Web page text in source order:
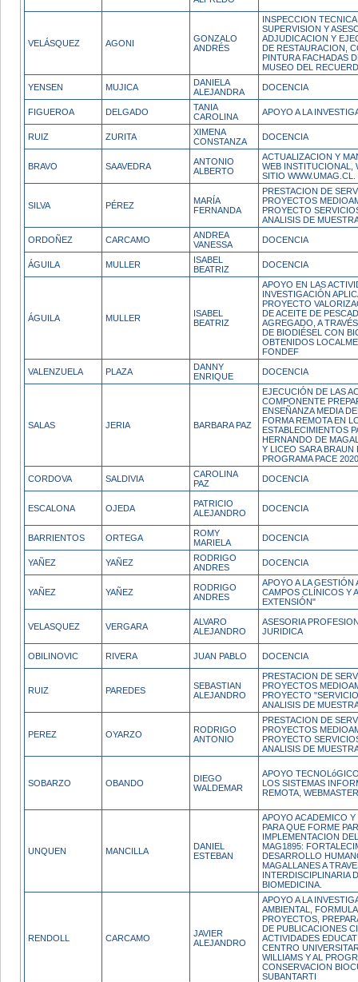
VELÁSQUEZ AGONI
GONZALO
ANDRÉS
INSPECCION
SUPERVISION Y
ADJUDICACION Y
DE RESTAURACION,
PINTURA FACHADAS
MUSEO DEL
YENSEN MUJICA
DANIELA
ALEJANDRA
DOCENCIA
FIGUEROA DELGADO
TANIA
CAROLINA
APOYO A LA
RUIZ ZURITA
XIMENA
CONSTANZA
DOCENCIA
BRAVO SAAVEDRA
ANTONIO
ALBERTO
ACTUALIZACION Y
WEB INSTITUCIONAL,
SITIO WWW.UMAG.CL.
SILVA PÉREZ
MARÍA
FERNANDA
PRESTACION DE
PROYECTOS
PROYECTO
ANALISIS DE
ORDOÑEZ CARCAMO
ANDREA
VANESSA
DOCENCIA
ÁGUILA MULLER
ISABEL
BEATRIZ
DOCENCIA
ÁGUILA MULLER
ISABEL
BEATRIZ
APOYO EN LAS
INVESTIGACIÓN
PROYECTO
DE ACEITE DE
AGREGADO, A
DE BIODIÉSEL CON
OBTENIDOS
FONDEF
VALENZUELA PLAZA
DANNY
ENRIQUE
DOCENCIA
SALAS JERIA BARBARA PAZ
EJECUCIÓN DE LAS
COMPONENTE
ENSEÑANZA MEDIA
FORMA REMOTA EN
ESTABLECIMIENTOS
HERNANDO DE
Y LICEO SARA BRAUN
PROGRAMA PACE
CORDOVA SALDIVIA
CAROLINA
PAZ
DOCENCIA
ESCALONA OJEDA
PATRICIO
ALEJANDRO
DOCENCIA
BARRIENTOS ORTEGA
ROMY
MARIELA
DOCENCIA
YAÑEZ YAÑEZ
RODRIGO
ANDRES
DOCENCIA
YAÑEZ YAÑEZ
RODRIGO
ANDRES
APOYO A LA GESTIÓN
CAMPOS CLÍNICOS Y
EXTENSIÓN"
VELASQUEZ VERGARA
ALVARO
ALEJANDRO
ASESORIA
JURIDICA
OBILINOVIC RIVERA JUAN PABLO DOCENCIA
RUIZ PAREDES
SEBASTIAN
ALEJANDRO
PRESTACION DE
PROYECTOS
PROYECTO
ANALISIS DE
PEREZ OYARZO
RODRIGO
ANTONIO
PRESTACION DE
PROYECTOS
PROYECTO
ANALISIS DE
SOBARZO OBANDO
DIEGO
WALDEMAR
APOYO
LOS SISTEMAS
REMOTA,
UNQUEN MANCILLA
DANIEL
ESTEBAN
APOYO ACADEMICO
PARA QUE FORME
IMPLEMENTACION
MAG1895:
DESARROLLO
MAGALLANES A
INTERDISCIPLINARIA
BIOMEDICINA.
RENDOLL CARCAMO
JAVIER
ALEJANDRO
APOYO A LA
AMBIENTAL,
PROYECTOS,
DE PUBLICACIONES
ACTIVIDADES
CENTRO
WILLIAMS Y AL
CONSERVACION
SUBANTARTI